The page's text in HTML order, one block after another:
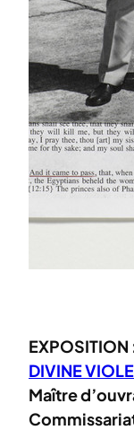
EXPOSITION
DIVINE
Maître